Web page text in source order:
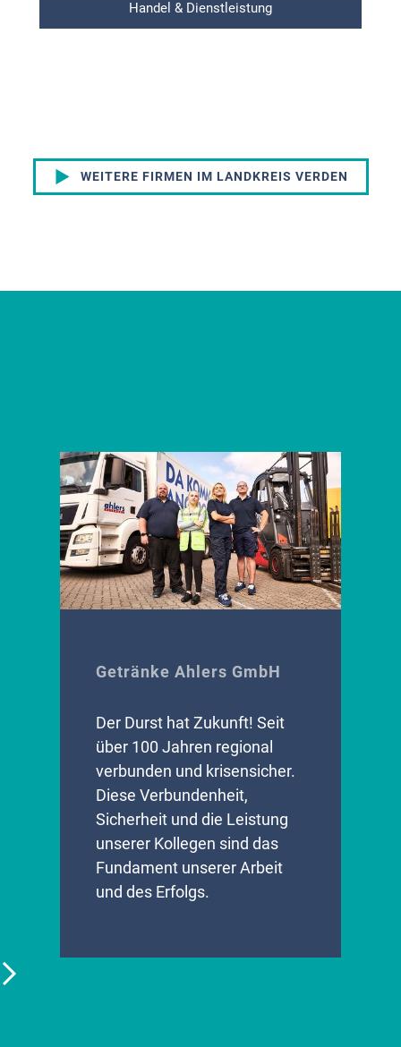
Handel & Dienstleistung
WEITERE FIRMEN IM LANDKREIS VERDEN
Getränke Ahlers GmbH
Der Durst hat Zukunft! Seit
über 100 Jahren regional
verbunden und krisensicher.
Diese Verbundenheit,
Sicherheit und die Leistung
unserer Kollegen sind das
Fundament unserer Arbeit
und des Erfolgs.